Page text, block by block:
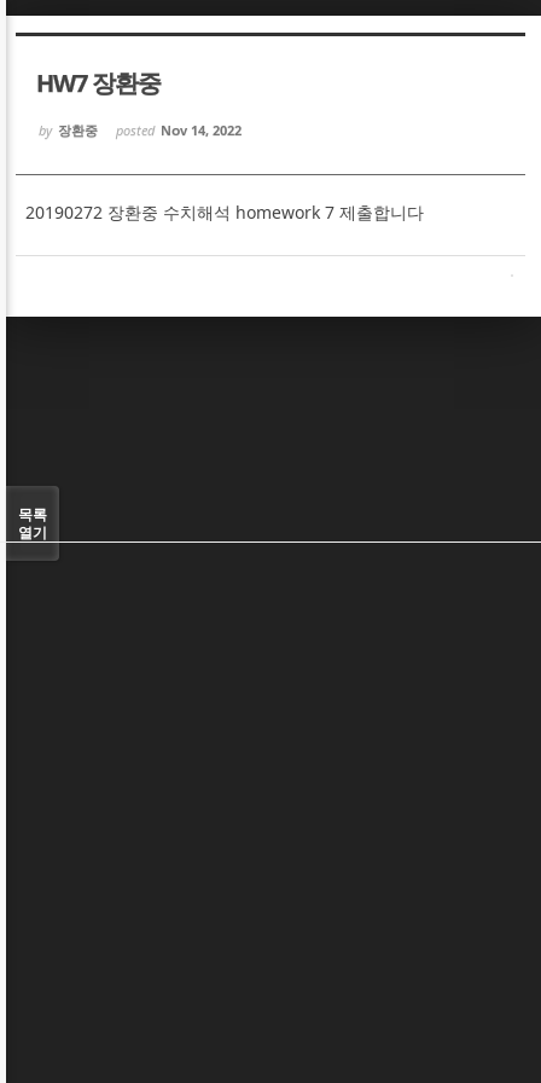
HW7 장환중
by 장환중 posted Nov 14, 2022
20190272 장환중 수치해석 homework 7 제출합니다
목록
열기
Sketchbook5, 스케치북5
Sketchbook5, 스케치북5
Sketchbook5, 스케치북5
Sketchbook5, 스케치북5